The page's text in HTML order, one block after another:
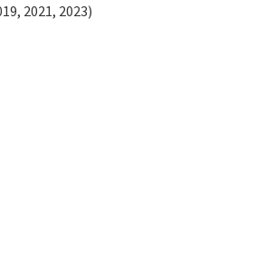
2021, 2023)